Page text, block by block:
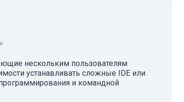
нескольким пользователям
устанавливать сложные IDE или
и командной